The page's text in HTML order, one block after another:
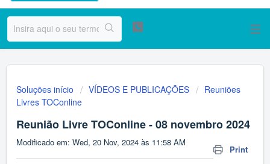
Soluções início VÍDEOS E PUBLICAÇÕES
Reuniões
Livres TOConline
Reunião Livre TOConline - 08 novembro 2024
Print
Modificado em: Wed, 20 Nov, 2024 às 11:58 AM